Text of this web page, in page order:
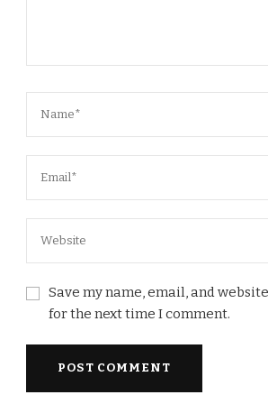
Save my name, email, and
for the next time I comment.